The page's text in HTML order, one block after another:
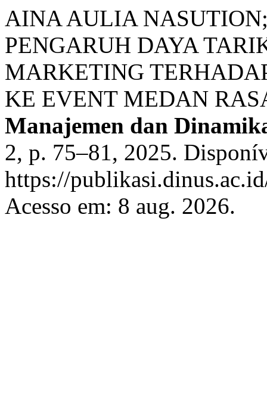
AINA AULIA
PENGARUH DAYA
MARKETING
KE EVENT MEDAN
Manajemen dan
2, p. 75–81, 2025.
https://
Acesso em: 8 aug. 2026.